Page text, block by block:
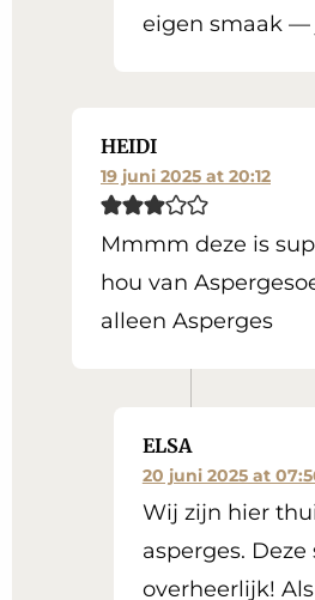
eigen smaak —
HEIDI
19 juni 2025 at 20:12
Mmmm deze is
hou van
alleen Asperges
ELSA
20 juni 2025 at
Wij zijn hier
asperges.
overheerlijk!